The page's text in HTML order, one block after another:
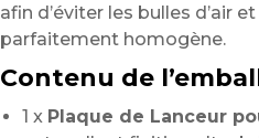
afin d’éviter les bulles d’air
parfaitement homogène.
Contenu de
1 x Plaque de Lanceur